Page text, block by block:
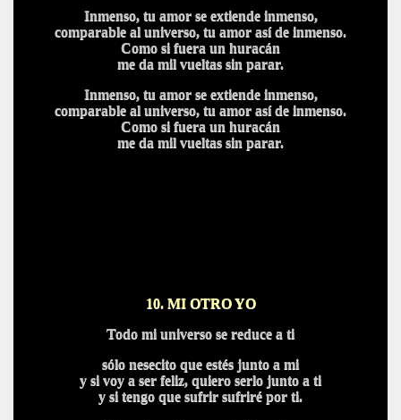
Inmenso, tu amor se extiende inmenso,
comparable al universo, tu amor así de inmenso.
Como si fuera un huracán
me da mil vueltas sin parar.
Inmenso, tu amor se extiende inmenso,
comparable al universo, tu amor así de inmenso.
Como si fuera un huracán
me da mil vueltas sin parar.
10. MI OTRO YO
Todo mi universo se reduce a ti
sólo nesecito que estés junto a mi
y si voy a ser feliz, quiero serlo junto a ti
y si tengo que sufrir sufriré por ti.